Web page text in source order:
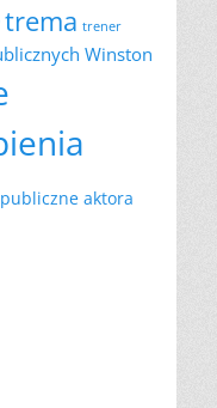
trema trener
Winston
aktora